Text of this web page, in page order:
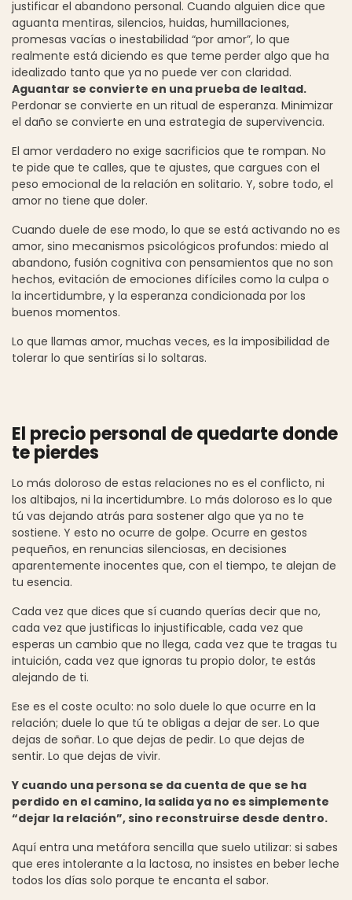
justificar el abandono personal. Cuando alguien dice que
aguanta mentiras, silencios, huidas, humillaciones,
promesas vacías o inestabilidad “por amor”, lo que
realmente está diciendo es que teme perder algo que ha
idealizado tanto que ya no puede ver con claridad.
Aguantar se convierte en una prueba de lealtad.
Perdonar se convierte en un ritual de esperanza. Minimizar
el daño se convierte en una estrategia de supervivencia.
El amor verdadero no exige sacrificios que te rompan. No
te pide que te calles, que te ajustes, que cargues con el
peso emocional de la relación en solitario. Y, sobre todo, el
amor no tiene que doler.
Cuando duele de ese modo, lo que se está activando no es
amor, sino mecanismos psicológicos profundos: miedo al
abandono, fusión cognitiva con pensamientos que no son
hechos, evitación de emociones difíciles como la culpa o
la incertidumbre, y la esperanza condicionada por los
buenos momentos.
Lo que llamas amor, muchas veces, es la imposibilidad de
tolerar lo que sentirías si lo soltaras.
El precio personal de quedarte donde
te pierdes
Lo más doloroso de estas relaciones no es el conflicto, ni
los altibajos, ni la incertidumbre. Lo más doloroso es lo que
tú vas dejando atrás para sostener algo que ya no te
sostiene. Y esto no ocurre de golpe. Ocurre en gestos
pequeños, en renuncias silenciosas, en decisiones
aparentemente inocentes que, con el tiempo, te alejan de
tu esencia.
Cada vez que dices que sí cuando querías decir que no,
cada vez que justificas lo injustificable, cada vez que
esperas un cambio que no llega, cada vez que te tragas tu
intuición, cada vez que ignoras tu propio dolor, te estás
alejando de ti.
Ese es el coste oculto: no solo duele lo que ocurre en la
relación; duele lo que tú te obligas a dejar de ser. Lo que
dejas de soñar. Lo que dejas de pedir. Lo que dejas de
sentir. Lo que dejas de vivir.
Y cuando una persona se da cuenta de que se ha
perdido en el camino, la salida ya no es simplemente
“dejar la relación”, sino reconstruirse desde dentro.
Aquí entra una metáfora sencilla que suelo utilizar: si sabes
que eres intolerante a la lactosa, no insistes en beber leche
todos los días solo porque te encanta el sabor.